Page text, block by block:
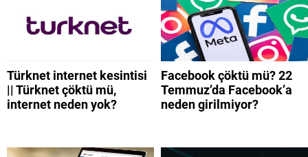
Türknet internet kesintisi
|| Türknet çöktü mü,
internet neden yok?
Facebook çöktü mü? 22
Temmuz’da Facebook’a
neden girilmiyor?